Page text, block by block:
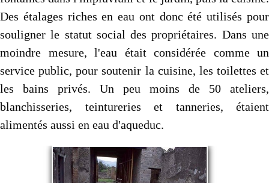
Des étalages riches en eau ont donc été utilisés pour
souligner le statut social des propriétaires. Dans une
moindre mesure, l'eau était considérée comme un
service public, pour soutenir la cuisine, les toilettes et
les bains privés. Un peu moins de 50 ateliers,
blanchisseries, teintureries et tanneries, étaient
alimentés aussi en eau d'aqueduc.